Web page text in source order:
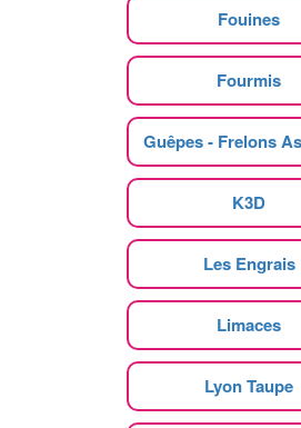
Fouines
Fourmis
Guêpes - Frelons
K3D
Les Engrais
Limaces
Lyon Taupe